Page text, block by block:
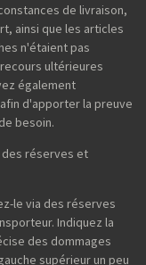
de livraison,
ainsi que les articles
n'étaient pas
ultérieures
également
d'apporter la preuve
besoin.
des réserves et
le via des réserves
Indiquez la
des dommages
supérieur un peu